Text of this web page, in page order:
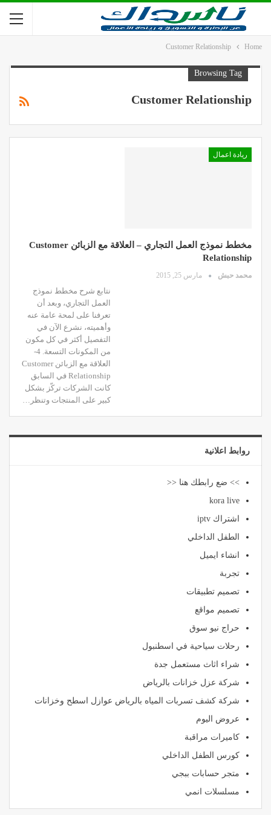
Home
Customer Relationship
Browsing Tag
Customer Relationship
ريادة اعمال
مخطط نموذج العمل التجاري – العلاقة مع الزبائن Customer
Relationship
محمد حبش مارس 25, 2015
نتابع شرح مخطط نموذج
العمل التجاري، وبعد أن
تعرفنا على لمحة عامة عنه
وأهميته، نشرع الآن في
التفصيل أكثر في كل مكون
من المكونات التسعة. 4-
العلاقة مع الزبائن Customer
Relationship في السابق
كانت الشركات تركّز بشكل
كبير على المنتجات وتنظر…
روابط اعلانية
>> ضع رابطك هنا <<
kora live
اشتراك iptv
الطفل الداخلي
انشاء ايميل
تجربة
تصميم تطبيقات
تصميم مواقع
حراج نيو سوق
رحلات سياحية في اسطنبول
شراء اثاث مستعمل جدة
شركة عزل خزانات بالرياض
شركة كشف تسربات المياه بالرياض عوازل اسطح وخزانات
عروض اليوم
كاميرات مراقبة
كورس الطفل الداخلي
متجر حسابات ببجي
مسلسلات انمي